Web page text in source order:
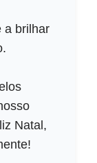
a brilhar
Natal,